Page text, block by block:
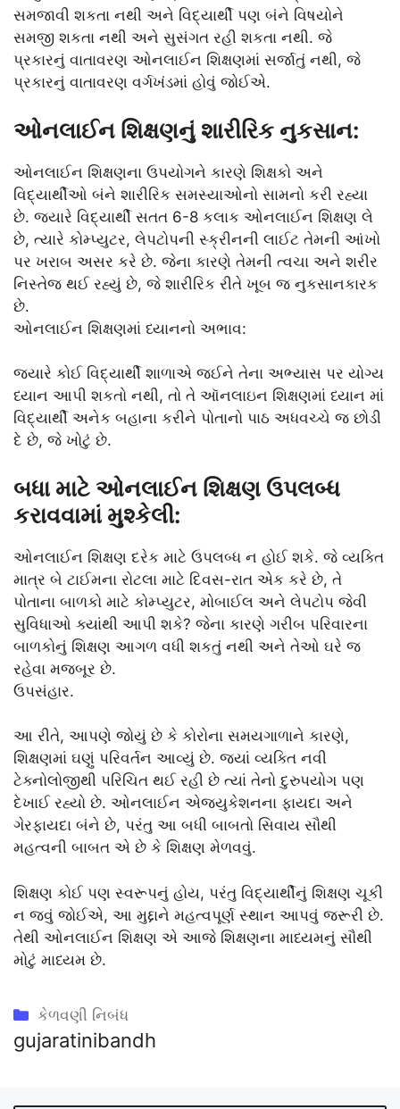
સમજાવી શકતા નથી અને વિદ્યાર્થી પણ બંને વિષયોને
સમજી શકતા નથી અને સુસંગત રહી શકતા નથી. જે
પ્રકારનું વાતાવરણ ઓનલાઈન શિક્ષણમાં સર્જાતું નથી, જે
પ્રકારનું વાતાવરણ વર્ગખંડમાં હોવું જોઈએ.
ઓનલાઈન શિક્ષણનું શારીરિક નુકસાન:
ઓનલાઈન શિક્ષણના ઉપયોગને કારણે શિક્ષકો અને
વિદ્યાર્થીઓ બંને શારીરિક સમસ્યાઓનો સામનો કરી રહ્યા
છે. જ્યારે વિદ્યાર્થી સતત 6-8 કલાક ઓનલાઈન શિક્ષણ લે
છે, ત્યારે કોમ્પ્યુટર, લેપટોપની સ્ક્રીનની લાઈટ તેમની આંખો
પર ખરાબ અસર કરે છે. જેના કારણે તેમની ત્વચા અને શરીર
નિસ્તેજ થઈ રહ્યું છે, જે શારીરિક રીતે ખૂબ જ નુકસાનકારક
છે.
ઓનલાઈન શિક્ષણમાં ધ્યાનનો અભાવ:
જ્યારે કોઈ વિદ્યાર્થી શાળાએ જઈને તેના અભ્યાસ પર યોગ્ય
ધ્યાન આપી શકતો નથી, તો તે ઑનલાઇન શિક્ષણમાં ધ્યાન માં
વિદ્યાર્થી અનેક બહાના કરીને પોતાનો પાઠ અધવચ્ચે જ છોડી
દે છે, જે ખોટું છે.
બધા માટે ઓનલાઈન શિક્ષણ ઉપલબ્ધ
કરાવવામાં મુશ્કેલી:
ઓનલાઈન શિક્ષણ દરેક માટે ઉપલબ્ધ ન હોઈ શકે. જે વ્યક્તિ
માત્ર બે ટાઈમના રોટલા માટે દિવસ-રાત એક કરે છે, તે
પોતાના બાળકો માટે કોમ્પ્યુટર, મોબાઈલ અને લેપટોપ જેવી
સુવિધાઓ ક્યાંથી આપી શકે? જેના કારણે ગરીબ પરિવારના
બાળકોનું શિક્ષણ આગળ વધી શકતું નથી અને તેઓ ઘરે જ
રહેવા મજબૂર છે.
ઉપસંહાર.
આ રીતે, આપણે જોયું છે કે કોરોના સમયગાળાને કારણે,
શિક્ષણમાં ઘણું પરિવર્તન આવ્યું છે. જ્યાં વ્યક્તિ નવી
ટેક્નોલોજીથી પરિચિત થઈ રહી છે ત્યાં તેનો દુરુપયોગ પણ
દેખાઈ રહ્યો છે. ઓનલાઈન એજ્યુકેશનના ફાયદા અને
ગેરફાયદા બંને છે, પરંતુ આ બધી બાબતો સિવાય સૌથી
મહત્વની બાબત એ છે કે શિક્ષણ મેળવવું.
શિક્ષણ કોઈ પણ સ્વરૂપનું હોય, પરંતુ વિદ્યાર્થીનું શિક્ષણ ચૂકી
ન જવું જોઈએ, આ મુદ્દાને મહત્વપૂર્ણ સ્થાન આપવું જરૂરી છે.
તેથી ઓનલાઈન શિક્ષણ એ આજે ​​શિક્ષણના માધ્યમનું સૌથી
મોટું માધ્યમ છે.
Categories
કેળવણી નિબંધ
gujaratinibandh